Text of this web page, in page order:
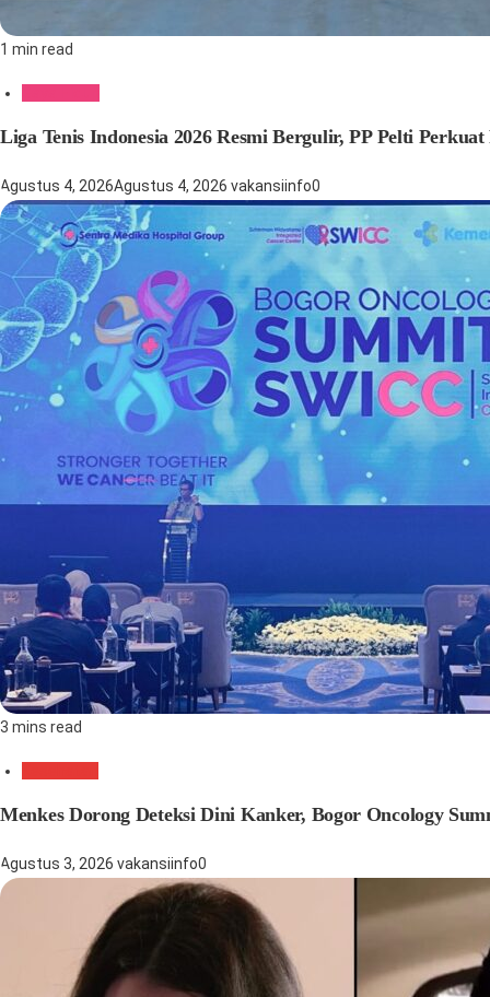
1 min read
Liga Tenis Indonesia 2026 Resmi Bergulir, PP Pelti
Agustus 4, 2026Agustus 4, 2026 vakansiinfo0
3 mins read
Menkes Dorong Deteksi Dini Kanker, Bogor Oncology
Agustus 3, 2026 vakansiinfo0